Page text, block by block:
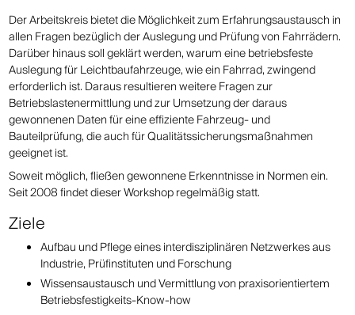
Der Arbeitskreis bietet die Möglichkeit zum Erfahrungsaustausch in
allen Fragen bezüglich der Auslegung und Prüfung von Fahrrädern.
Darüber hinaus soll geklärt werden, warum eine betriebsfeste
Auslegung für Leichtbaufahrzeuge, wie ein Fahrrad, zwingend
erforderlich ist. Daraus resultieren weitere Fragen zur
Betriebslastenermittlung und zur Umsetzung der daraus
gewonnenen Daten für eine effiziente Fahrzeug- und
Bauteilprüfung, die auch für Qualitätssicherungsmaßnahmen
geeignet ist.
Soweit möglich, fließen gewonnene Erkenntnisse in Normen ein.
Seit 2008 findet dieser Workshop regelmäßig statt.
Ziele
Aufbau und Pflege eines interdisziplinären Netzwerkes aus
Industrie, Prüfinstituten und Forschung
Wissensaustausch und Vermittlung von praxisorientiertem
Betriebsfestigkeits-Know-how